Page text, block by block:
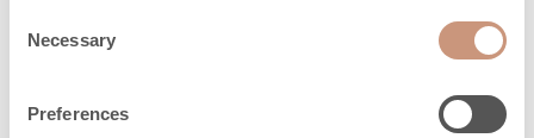
Selection
Necessary
Preferences
Eldstadsram